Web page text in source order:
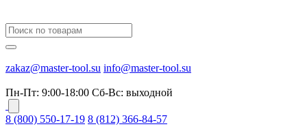
zakaz@master-tool.su info@master-tool.su
Пн-Пт: 9:00-18:00 Cб-Вс: выходной
8 (800) 550-17-19 8 (812) 366-84-57